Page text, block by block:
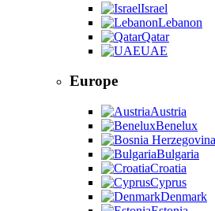
Israel
Lebanon
Qatar
UAE
Europe
Austria
Benelux
Bulgaria
Croatia
Cyprus
Denmark